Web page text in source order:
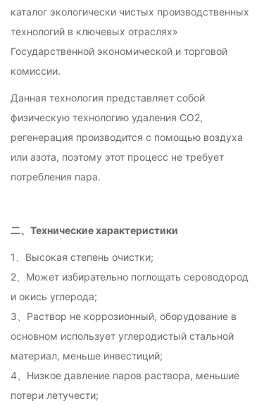
каталог экологически чистых производственных
технологий в ключевых отраслях»
Государственной экономической и торговой
комиссии.
Данная технология представляет собой
физическую технологию удаления СО2,
регенерация производится с помощью воздуха
или азота, поэтому этот процесс не требует
потребления пара.
二、Технические характеристики
1、Высокая степень очистки;
2、Может избирательно поглощать сероводород
и окись углерода;
3、Раствор не коррозионный, оборудование в
основном использует углеродистый стальной
материал, меньше инвестиций;
4、Низкое давление паров раствора, меньшие
потери летучести;